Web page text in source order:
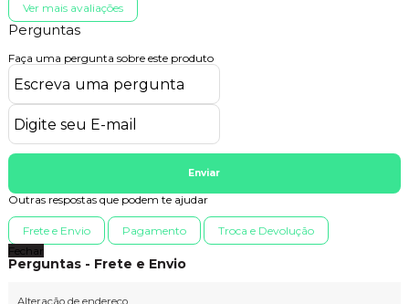
Ver mais avaliações
Perguntas
Faça uma pergunta sobre este produto
Enviar
Outras respostas que podem te ajudar
Frete e Envio Pagamento
Troca e Devolução
Fechar
Perguntas - Frete e Envio